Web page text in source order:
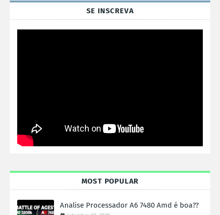
SE INSCREVA
MOST POPULAR
Analise Processador A6 7480 Amd é boa??